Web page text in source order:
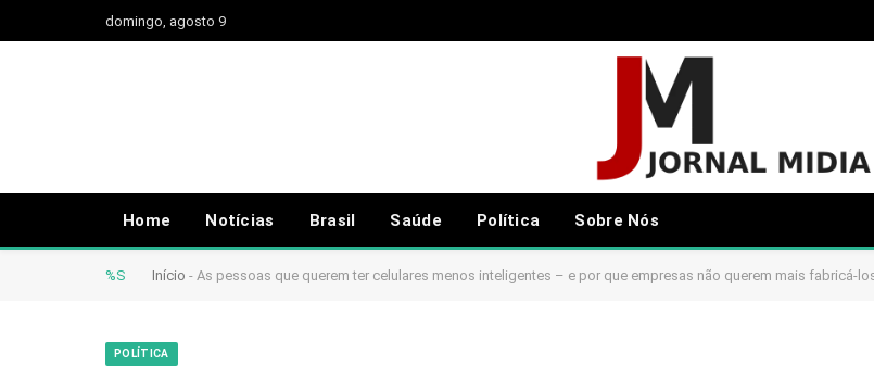
domingo, agosto 9
Home Notícias Brasil Saúde Política Sobre Nós
%S Início - As pessoas que querem ter celulares menos inteligentes – e por que empresas não querem mais fabricá-
POLÍTICA